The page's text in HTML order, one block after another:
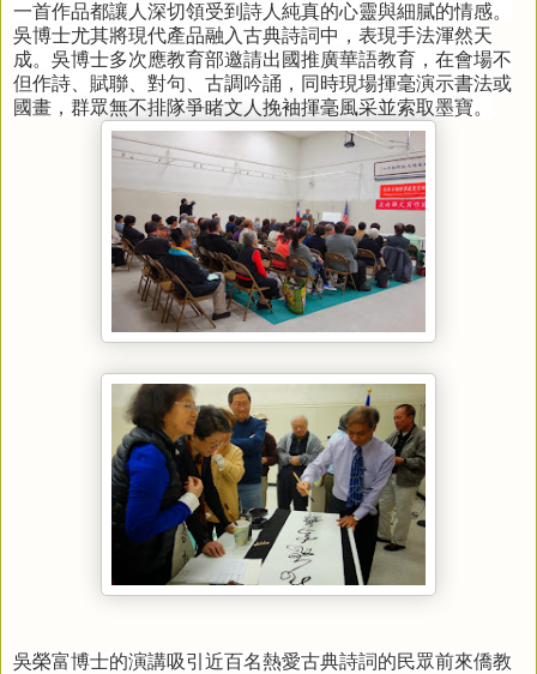
一首作品都讓人深切領受到詩人純真的心靈與細膩的情感。
吳博士尤其將現代產品融入古典詩詞中，表現手法渾然天
成。吳博士多次應教育部邀請出 國推廣華語教育，在會場不
但作詩、賦聯、對句、古調吟誦，同時現場揮毫演示書法或
國畫，群眾無不排隊爭睹文人挽袖揮毫風采並索取墨寶。
吳榮富博士的演講吸引近百名熱愛古典詩詞的民眾前來僑教